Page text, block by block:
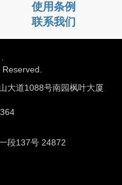
使用条例
联系我们
大道1088号南园枫叶大厦
段137号 24872